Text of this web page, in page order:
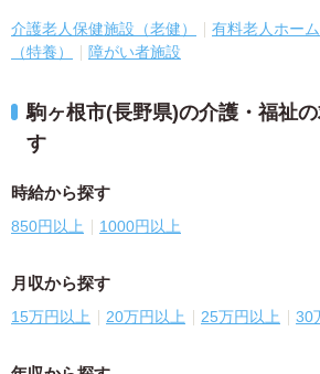
介護老人保健施設（老健） 有料老人ホーム
（特養）
障がい者施設
駒ヶ根市(長野県)の介護・福祉
す
時給から探す
850円以上 1000円以上
月収から探す
15万円以上 20万円以上 25万円以上 30